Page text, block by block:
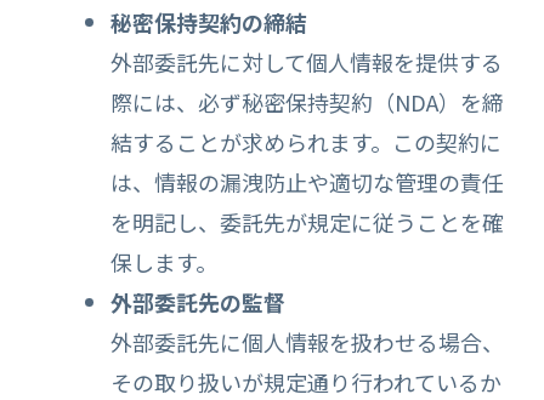
秘密保持契約の締結
外部委託先に対して個人情報を提供する
際には、必ず秘密保持契約（NDA）を締
結することが求められます。この契約に
は、情報の漏洩防止や適切な管理の責任
を明記し、委託先が規定に従うことを確
保します。
外部委託先の監督
外部委託先に個人情報を扱わせる場合、
その取り扱いが規定通り行われているか